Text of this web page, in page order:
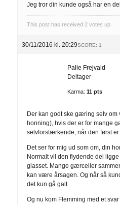
Jeg tror din kunde også har en
This post has received 2 votes up.
30/11/2016 kl. 20:29SCORE: 1
Palle Frejvald
Deltager
Karma: 11 pts
Der kan godt ske gæring selv om
honning), hvis der er for mange
selvforstærkende, når den først
Det ser for mig ud som om, din
Normalt vil den flydende del
glasset. Mange gærceller
kan være årsagen. Og når så
det kun gå galt.
Og nu kom Flemming med et